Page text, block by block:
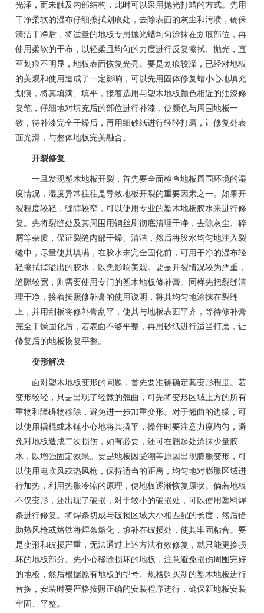
光泽，而未触及内部结构，此时可以采用抛光打蜡的方式。先用
干净柔软的湿布仔细擦拭划痕处，去除表面的灰尘和污渍，确保
清洁干净后，将适量的地板专用抛光蜡均匀涂抹在划痕部位，再
使用柔软的干布，以轻柔且均匀的力度进行反复擦拭、抛光，直
至划痕不明显，地板表面恢复光亮。要是划痕较深，已经对地板
的美观和使用造成了一定影响，可以先用固体修复蜡小心地填充
划痕，将其填满、填平，接着选用与塑木地板颜色相近的油漆修
复笔，仔细地对填充后的部位进行补漆，使颜色与周围地板一
致，待补漆完全干燥后，再用细砂纸进行轻轻打磨，让修复处表
面光滑，与整体地板完美融合。
开裂修复
一旦发现塑木地板开裂，首先要全面检查地板周围环境的湿
度情况，湿度异常往往是导致地板开裂的重要因素之一。如果开
裂程度较轻，缝隙较窄，可以使用专业的塑木地板胶水来进行修
复。先将裂缝处及其周围用钢丝刷彻底清理干净，去除灰尘、碎
屑等杂质，保证裂缝内部干燥、清洁，然后将胶水均匀地注入裂
缝中，尽量使其填满，在胶水未完全固化前，可用干净的湿布轻
轻擦拭掉溢出的胶水，以免影响美观。要是开裂情况较为严重，
缝隙较宽，则需要使用专门的塑木地板修补膏。同样先把裂缝清
理干净，接着按照修补膏的使用说明，将其均匀地涂抹在裂缝
上，并用刮板将修补膏刮平，使其与地板表面平齐，等待修补膏
完全干燥固化后，若表面不够平整，再用砂纸进行适当打磨，让
修复后的地板恢复平整。
变形解决
面对塑木地板变形的问题，首先要准确确定其变形程度。若
变形较轻，只是出现了轻微的翘曲，可先将变形区域上方的所有
重物和障碍物移除，避免进一步加重变形。对于翘曲的边缘，可
以使用撬棍或木锤小心地将其撬平，操作时要注意力度均匀，避
免对地板造成二次损伤，如有必要，还可在翘起处涂抹少量胶
水，以增强固定效果。要是地板因受潮等原因出现膨胀变形，可
以使用电吹风或热风枪，保持适当的距离，均匀地对膨胀区域进
行加热，利用热胀冷缩的原理，使地板逐渐恢复原状。倘若地板
不仅变形，还出现了破损，对于较小的破损处，可以使用塑料焊
条进行修复。将焊条切成与破损区域大小相匹配的长度，然后借
助热风枪或烙铁将焊条熔化，填补在破损处，使其牢固粘合。要
是变形和破损严重，无法通过上述方法有效修复，就只能更换损
坏的地板部分。先小心移除损坏的地板，注意避免损伤周围完好
的地板，然后根据原有地板的型号、规格购买新的塑木地板进行
替换，安装时要严格按照正确的安装程序进行，确保新地板安装
牢固、平整。